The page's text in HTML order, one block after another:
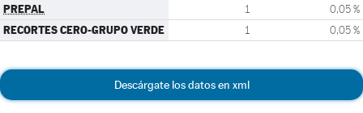
PREPAL 1 0,05 %
RECORTES CERO-GRUPO VERDE 1 0,05 %
Descárgate los datos en xml